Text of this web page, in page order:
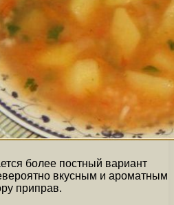
более постный вариант
вкусным и ароматным
приправ.